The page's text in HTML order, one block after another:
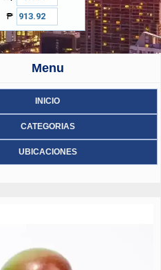
₱
Menu
INICIO
CATEGORIAS
UBICACIONES